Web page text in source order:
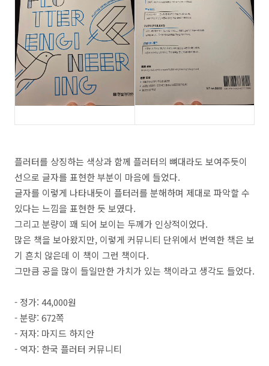
플러터를 상징하는 색상과 함께 플러터의 뼈대라도 보여주듯이
선으로 글자를 표현한 부분이 마음에 들었다.
글자를 이렇게 나타내듯이 플터러를 분해하며 제대로 파악할 수
있다는 느낌을 표현한 듯 보였다.
그리고 분량이 꽤 되어 보이는 두께가 인상적이었다.
많은 책을 보아왔지만, 이렇게 커뮤니티 단위에서 번역한 책은 보
기 흔치 않은데 이 책이 그런 책이다.
그만큼 공을 많이 들일만한 가치가 있는 책이라고 생각도 들었다.
- 정가: 44,000원
- 분량: 672쪽
- 저자: 마지드 하지안
- 역자: 한국 플러터 커뮤니티